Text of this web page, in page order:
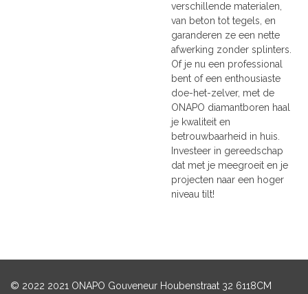
verschillende materialen,
van beton tot tegels, en
garanderen ze een nette
afwerking zonder splinters.
Of je nu een professional
bent of een enthousiaste
doe-het-zelver, met de
ONAPO diamantboren haal
je kwaliteit en
betrouwbaarheid in huis.
Investeer in gereedschap
dat met je meegroeit en je
projecten naar een hoger
niveau tilt!
© 2022 2021 ONAPO Gouveneur Houbenstraat 32 6118CM